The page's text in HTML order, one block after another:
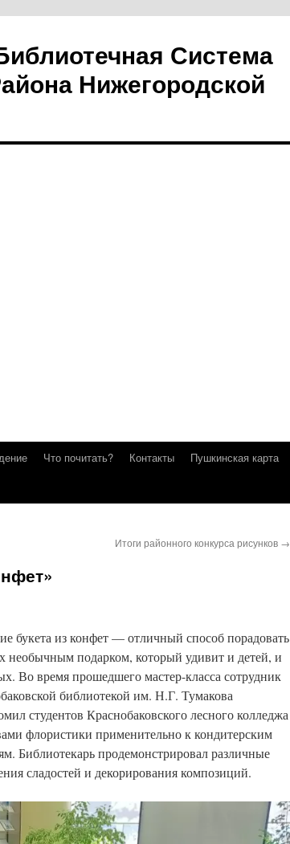
Система
Нижегородской
Что почитать? Контакты Пушкинская карта
Итоги районного конкурса рисунков →
букета из конфет — отличный способ порадовать
необычным подарком, который удивит и детей, и
Во время прошедшего мастер-класса сотрудник
библиотекой им. Н.Г. Тумакова
студентов Краснобаковского лесного колледжа
флористики применительно к кондитерским
Библиотекарь продемонстрировал различные
сладостей и декорирования композиций.